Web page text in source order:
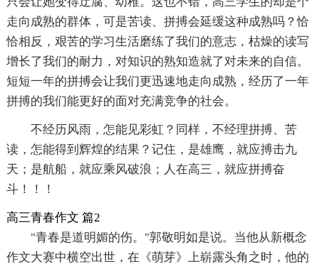
走向成熟的群体，可是苦读、拼搏会延缓这种成熟吗？恰
恰相反，艰苦的学习生活磨练了我们的意志，枯燥的读写
增长了我们的耐力，对知识的熟知造就了对未来的自信。
短短一年的拼搏会让我们更迅速地走向成熟，经历了一年
拼搏的我们能更好的面对充满竞争的社会。
不经历风雨，怎能见彩虹？同样，不经理拼搏、苦
读，怎能得到辉煌的结果？记住，是雄鹰，就应搏击九
天；是航船，就应乘风破浪；人在高三，就应拼搏奋
斗！！！
高三青春作文 篇2
"青春是道明媚的伤。"郭敬明如是说。当他从新概念
作文大赛中横空出世，在《萌芽》上崭露头角之时，他的